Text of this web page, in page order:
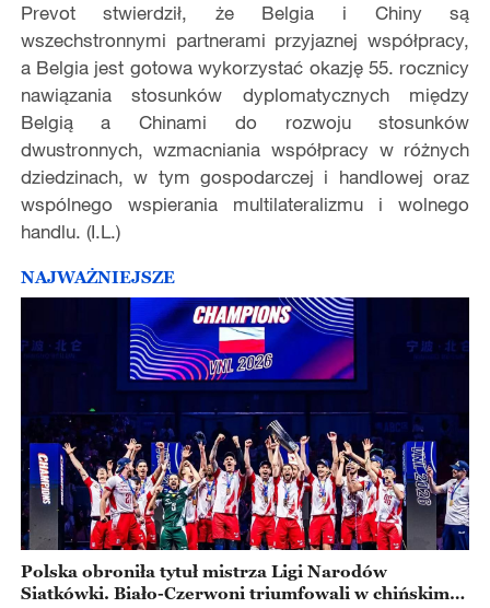
Prevot stwierdził, że Belgia i Chiny są
wszechstronnymi partnerami przyjaznej współpracy,
a Belgia jest gotowa wykorzystać okazję 55. rocznicy
nawiązania stosunków dyplomatycznych między
Belgią a Chinami do rozwoju stosunków
dwustronnych, wzmacniania współpracy w różnych
dziedzinach, w tym gospodarczej i handlowej oraz
wspólnego wspierania multilateralizmu i wolnego
handlu. (I.L.)
NAJWAŻNIEJSZE
Polska obroniła tytuł mistrza Ligi Narodów
Siatkówki. Biało-Czerwoni triumfowali w chińskim